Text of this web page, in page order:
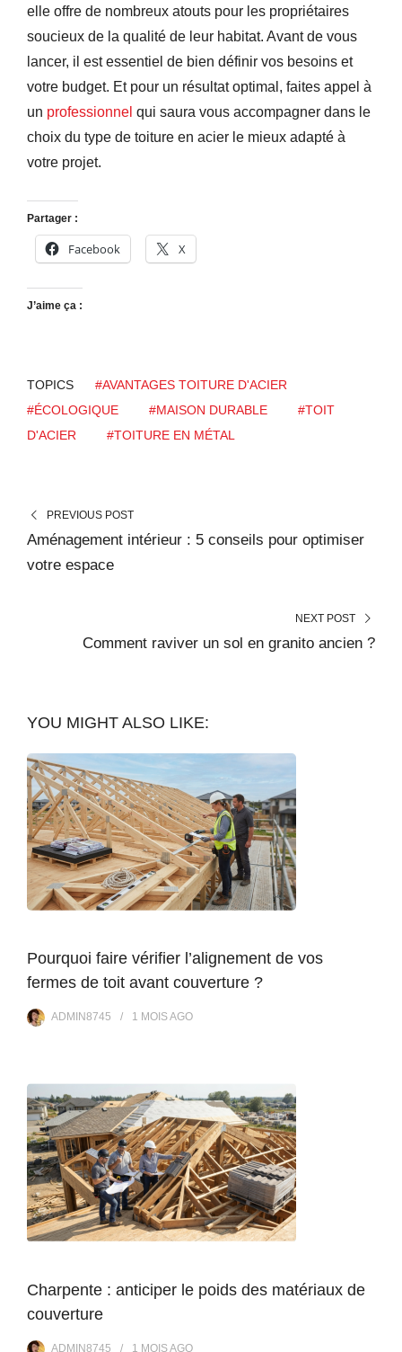
elle offre de nombreux atouts pour les propriétaires
soucieux de la qualité de leur habitat. Avant de vous
lancer, il est essentiel de bien définir vos besoins et
votre budget. Et pour un résultat optimal, faites appel à
un professionnel qui saura vous accompagner dans le
choix du type de toiture en acier le mieux adapté à
votre projet.
Partager :
Facebook X
J’aime ça :
TOPICS
#AVANTAGES TOITURE D'ACIER
#ÉCOLOGIQUE
#MAISON DURABLE
#TOIT
D'ACIER
#TOITURE EN MÉTAL
PREVIOUS POST
Aménagement intérieur : 5 conseils pour optimiser
votre espace
NEXT POST
Comment raviver un sol en granito ancien ?
YOU MIGHT ALSO LIKE:
Pourquoi faire vérifier l’alignement de vos
fermes de toit avant couverture ?
ADMIN8745 1 MOISAGO
Charpente : anticiper le poids des matériaux de
couverture
ADMIN8745 1 MOISAGO